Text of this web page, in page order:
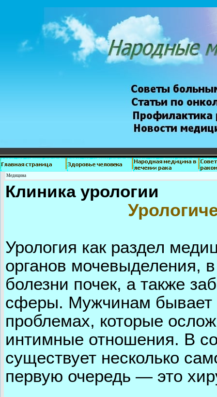
Медицина
Клиника урологии
Урология как раздел
органов мочевыделения,
болезни почек, а также
сферы. Мужчинам бывает
проблемах, которые
интимные отношения. В
существует несколько
первую очередь — это